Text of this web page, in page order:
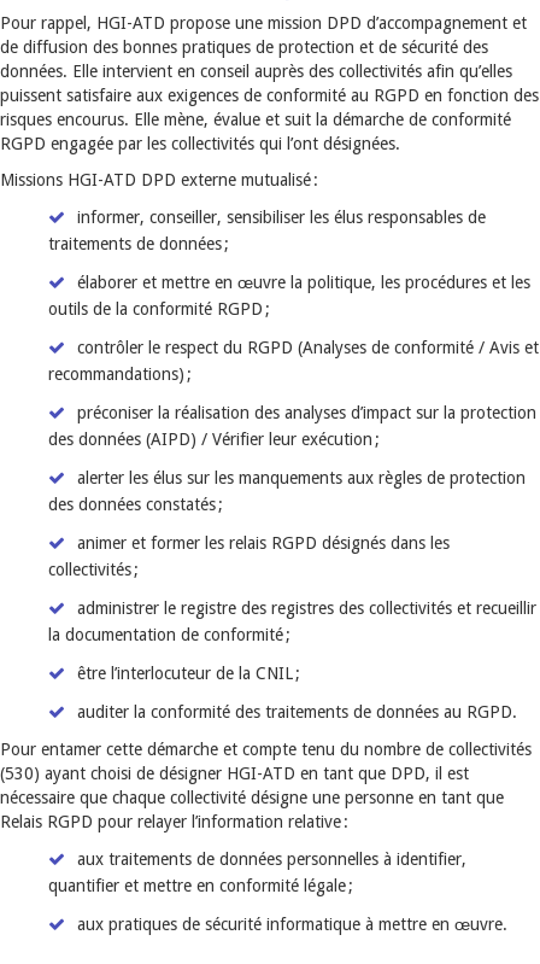
Pour rappel, HGI-ATD propose une mission DPD d’accompagnement et
de diffusion des bonnes pratiques de protection et de sécurité des
données. Elle intervient en conseil auprès des collectivités afin qu’elles
puissent satisfaire aux exigences de conformité au RGPD en fonction des
risques encourus. Elle mène, évalue et suit la démarche de conformité
RGPD engagée par les collectivités qui l’ont désignées.
Missions HGI-ATD DPD externe mutualisé :
informer, conseiller, sensibiliser les élus responsables de
traitements de données ;
élaborer et mettre en œuvre la politique, les procédures et les
outils de la conformité RGPD ;
contrôler le respect du RGPD (Analyses de conformité / Avis et
recommandations) ;
préconiser la réalisation des analyses d’impact sur la protection
des données (AIPD) / Vérifier leur exécution ;
alerter les élus sur les manquements aux règles de protection
des données constatés ;
animer et former les relais RGPD désignés dans les
collectivités ;
administrer le registre des registres des collectivités et recueillir
la documentation de conformité ;
être l’interlocuteur de la CNIL ;
auditer la conformité des traitements de données au RGPD.
Pour entamer cette démarche et compte tenu du nombre de collectivités
(530) ayant choisi de désigner HGI-ATD en tant que DPD, il est
nécessaire que chaque collectivité désigne une personne en tant que
Relais RGPD pour relayer l’information relative :
aux traitements de données personnelles à identifier,
quantifier et mettre en conformité légale ;
aux pratiques de sécurité informatique à mettre en œuvre.